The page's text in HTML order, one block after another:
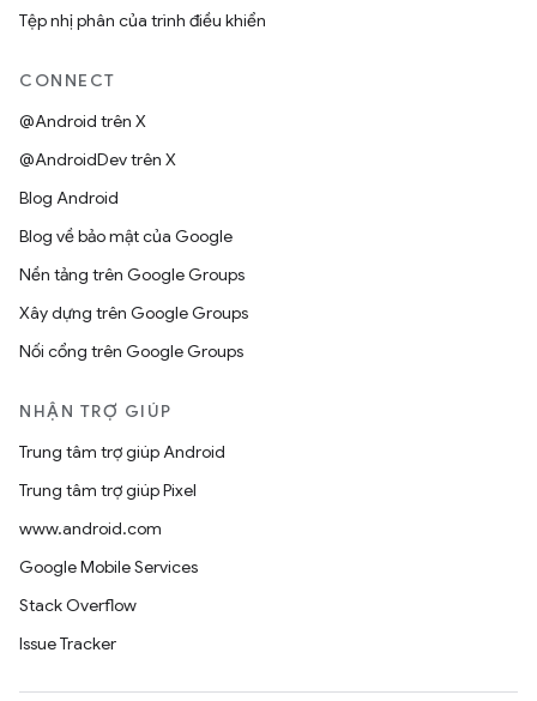
Tệp nhị phân của trình điều khiển
CONNECT
@Android trên X
@AndroidDev trên X
Blog Android
Blog về bảo mật của Google
Nền tảng trên Google Groups
Xây dựng trên Google Groups
Nối cổng trên Google Groups
NHẬN TRỢ GIÚP
Trung tâm trợ giúp Android
Trung tâm trợ giúp Pixel
www.android.com
Google Mobile Services
Stack Overflow
Issue Tracker